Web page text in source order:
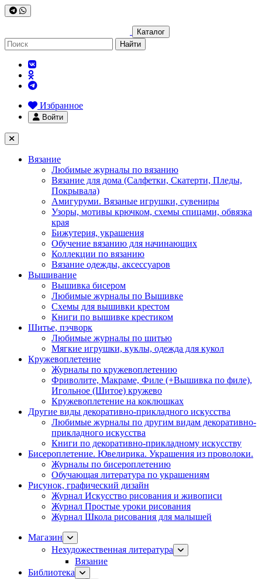
Каталог
Найти
Избранное
Войти
Вязание
Любимые журналы по вязанию
Вязание для дома (Салфетки, Скатерти, Пледы,
Покрывала)
Амигуруми. Вязаные игрушки, сувениры
Узоры, мотивы крючком, схемы спицами, обвязка
края
Бижутерия, украшения
Обучение вязанию для начинающих
Коллекции по вязанию
Вязание одежды, аксессуаров
Вышивание
Вышивка бисером
Любимые журналы по Вышивке
Схемы для вышивки крестом
Книги по вышивке крестиком
Шитье, пэчворк
Любимые журналы по шитью
Мягкие игрушки, куклы, одежда для кукол
Кружевоплетение
Журналы по кружевоплетению
Фриволите, Макраме, Филе (+Вышивка по филе),
Игольное (Шитое) кружево
Кружевоплетение на коклюшках
Другие виды декоративно-прикладного искусства
Любимые журналы по другим видам декоративно-
прикладного искусства
Книги по декоративно-прикладному искусству
Бисероплетение. Ювелирика. Украшения из проволоки.
Журналы по бисероплетению
Обучающая литература по украшениям
Рисунок, графический дизайн
Журнал Искусство рисования и живописи
Журнал Простые уроки рисования
Журнал Школа рисования для малышей
Магазин
Нехудожественная литература
Вязание
Библиотека